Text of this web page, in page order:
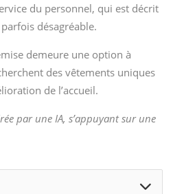
du personnel, qui est décrit
désagréable.
demeure une option à
des vêtements uniques
de l’accueil.
par une IA, s’appuyant sur une